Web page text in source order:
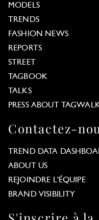
MODELS
TRENDS
FASHION NEWS
REPORTS
STREET
TAGBOOK
TALKS
PRESS ABOUT
Contactez-
TREND DATA
ABOUT US
REJOINDRE L'ÉQUIPE
BRAND VISIBILITY